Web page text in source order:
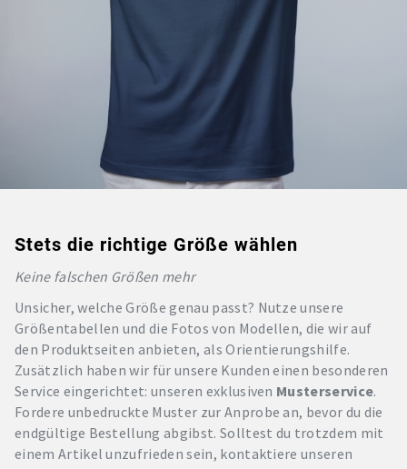
Stets die richtige Größe wählen
Keine falschen Größen mehr
Unsicher, welche Größe genau passt? Nutze unsere
Größentabellen und die Fotos von Modellen, die wir auf
den Produktseiten anbieten, als Orientierungshilfe.
Zusätzlich haben wir für unsere Kunden einen besonderen
Service eingerichtet: unseren exklusiven Musterservice.
Fordere unbedruckte Muster zur Anprobe an, bevor du die
endgültige Bestellung abgibst. Solltest du trotzdem mit
einem Artikel unzufrieden sein, kontaktiere unseren